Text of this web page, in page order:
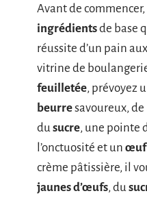
Avant de
ingrédientsde base
réussite d’un pain
vitrine de
feuilletée, prévoyez
beurresavoureux, de
dusucre, une pointe
l’onctuosité et un œuf
crème pâtissière, il
jaunes d’œufs, du